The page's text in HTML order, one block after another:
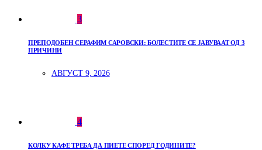
3
ПРЕПОДОБЕН СЕРАФИМ САРОВСКИ: БОЛЕСТИТЕ СЕ ЈАВУВААТ ОД 3
ПРИЧИНИ
АВГУСТ 9, 2026
4
КОЛКУ КАФЕ ТРЕБА ДА ПИЕТЕ СПОРЕД ГОДИНИТЕ?